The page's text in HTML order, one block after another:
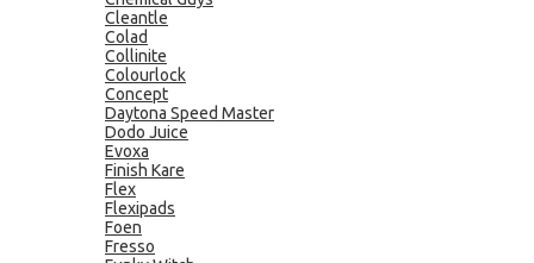
Cleantle
Colad
Collinite
Colourlock
Concept
Daytona Speed Master
Dodo Juice
Evoxa
Finish Kare
Flex
Flexipads
Foen
Fresso